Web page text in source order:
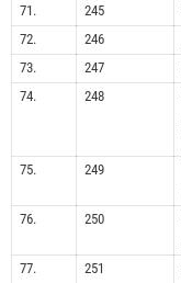
71.
245
72.
246
73.
247
74.
248
75.
249
76.
250
77.
251